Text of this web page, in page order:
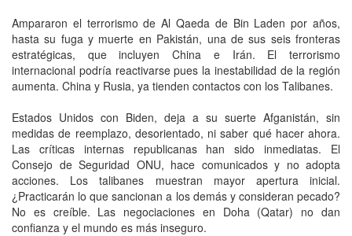
Ampararon el terrorismo de Al Qaeda de Bin Laden por años,
hasta su fuga y muerte en Pakistán, una de sus seis fronteras
estratégicas, que incluyen China e Irán. El terrorismo
internacional podría reactivarse pues la inestabilidad de la región
aumenta. China y Rusia, ya tienden contactos con los Talibanes.
Estados Unidos con Biden, deja a su suerte Afganistán, sin
medidas de reemplazo, desorientado, ni saber qué hacer ahora.
Las críticas internas republicanas han sido inmediatas. El
Consejo de Seguridad ONU, hace comunicados y no adopta
acciones. Los talibanes muestran mayor apertura inicial.
¿Practicarán lo que sancionan a los demás y consideran pecado?
No es creíble. Las negociaciones en Doha (Qatar) no dan
confianza y el mundo es más inseguro.